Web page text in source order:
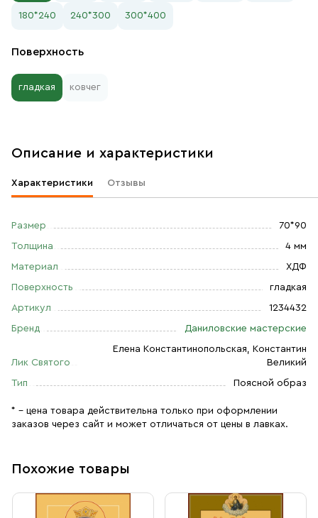
180*240 240*300 300*400
Поверхность
гладкая ковчег
Описание и характеристики
Характеристики Отзывы
Размер 70*90
Толщина 4 мм
Материал ХДФ
Поверхность гладкая
Артикул 1234432
Бренд Даниловские мастерские
Лик Святого
Елена Константинопольская, Константин
Великий
Тип Поясной образ
* – цена товара действительна только при оформлении
заказов через сайт и может отличаться от цены в лавках.
Похожие товары